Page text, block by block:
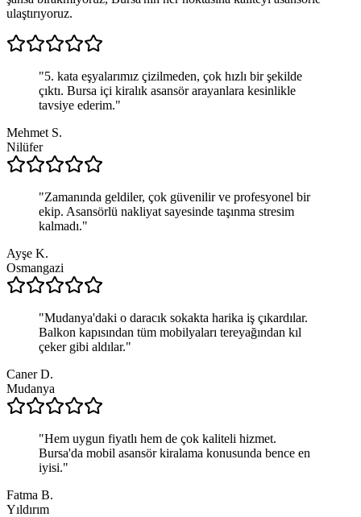
ulaştırıyoruz.
"5. kata eşyalarımız çizilmeden, çok hızlı bir şekilde
çıktı. Bursa içi kiralık asansör arayanlara kesinlikle
tavsiye ederim."
Mehmet S.
Nilüfer
"Zamanında geldiler, çok güvenilir ve profesyonel bir
ekip. Asansörlü nakliyat sayesinde taşınma stresim
kalmadı."
Ayşe K.
Osmangazi
"Mudanya'daki o daracık sokakta harika iş çıkardılar.
Balkon kapısından tüm mobilyaları tereyağından kıl
çeker gibi aldılar."
Caner D.
Mudanya
"Hem uygun fiyatlı hem de çok kaliteli hizmet.
Bursa'da mobil asansör kiralama konusunda bence en
iyisi."
Fatma B.
Yıldırım